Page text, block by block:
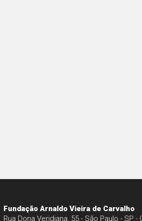
Fundação Arnaldo Vieira de Carvalho
Rua Dona Veridiana, 55 - São Paulo - SP -